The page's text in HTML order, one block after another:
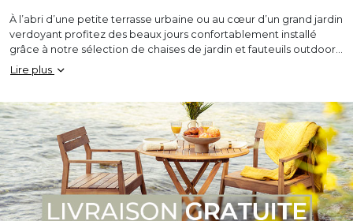
À l’abri d’une petite terrasse urbaine ou au cœur d’un grand jardin
verdoyant profitez des beaux jours confortablement installé
grâce à notre sélection de chaises de jardin et fauteuils outdoor !
Tabourets de bar extérieur, chaises de jardin pliables ou
empilables et fauteuils de jardin confortables sont de vrais
aménager un agréable espace repas au grand air ! Pour prendre
de la hauteur, un fauteuil suspendu aussi à l’aise sur une terrasse
qu’en intérieur apportera la touche finale à votre cocon de
confort… De quoi se relaxer avec originalité ! Vous trouverez
parmi notre collection des chaises de jardin en polypropylène
ainsi que des chaises de jardin en bois particulièrement
reconnues pour leur résistance aux intempéries.
Lire plus